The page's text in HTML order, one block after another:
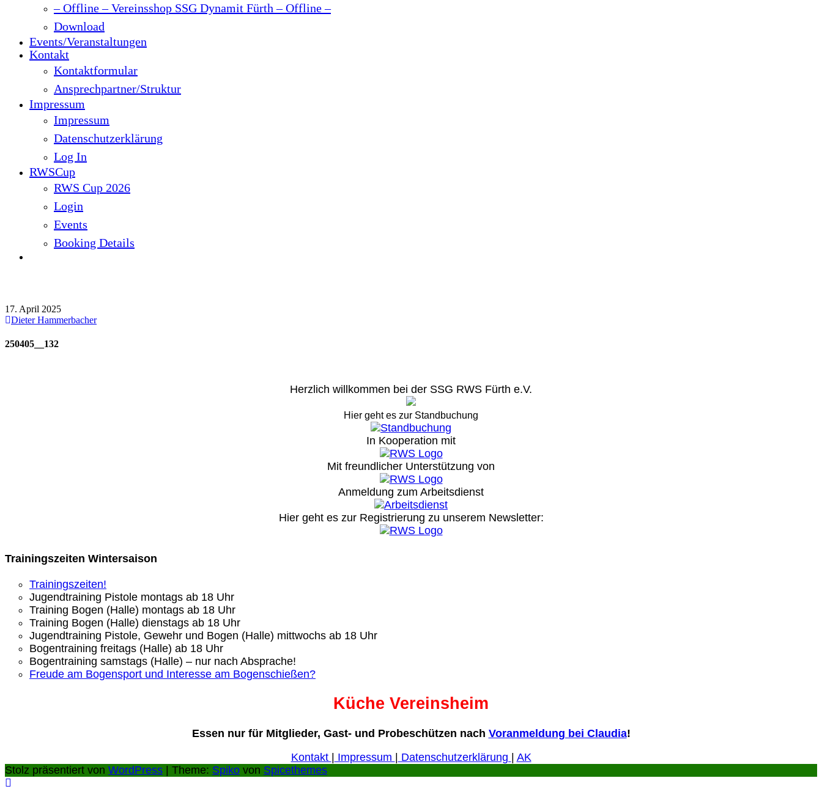
– Offline – Vereinsshop SSG Dynamit Fürth – Offline –
Download
Events/Veranstaltungen
Kontakt
Kontaktformular
Ansprechpartner/Struktur
Impressum
Impressum
Datenschutzerklärung
Log In
RWSCup
RWS Cup 2026
Login
Events
Booking Details
17. April 2025
Dieter Hammerbacher
250405__132
Herzlich willkommen bei der SSG RWS Fürth e.V.
Hier geht es zur Standbuchung
In Kooperation mit
Mit freundlicher Unterstützung von
Anmeldung zum Arbeitsdienst
Hier geht es zur Registrierung zu unserem Newsletter:
Trainingszeiten Wintersaison
Trainingszeiten!
Jugendtraining Pistole montags ab 18 Uhr
Training Bogen (Halle) montags ab 18 Uhr
Training Bogen (Halle) dienstags ab 18 Uhr
Jugendtraining Pistole, Gewehr und Bogen (Halle) mittwochs ab 18 Uhr
Bogentraining freitags (Halle) ab 18 Uhr
Bogentraining samstags (Halle) – nur nach Absprache!
Freude am Bogensport und Interesse am Bogenschießen?
Küche Vereinsheim
Essen nur für Mitglieder, Gast- und Probeschützen nach Voranmeldung bei Claudia!
Kontakt | Impressum | Datenschutzerklärung | AK
Stolz präsentiert von WordPress | Theme: Spiko von Spicethemes